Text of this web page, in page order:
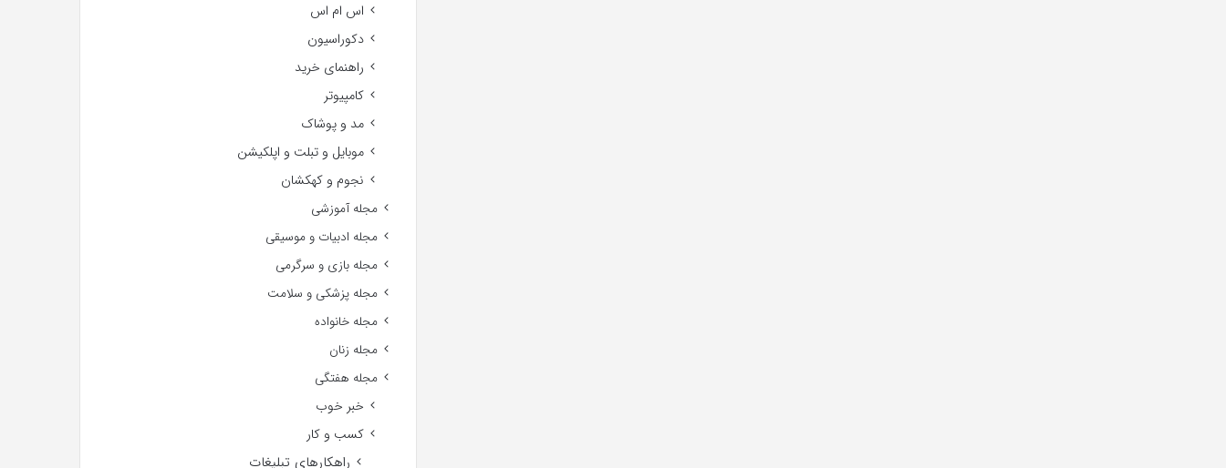
اس ام اس
دکوراسیون
راهنمای خرید
کامپیوتر
مد و پوشاک
موبایل و تبلت و اپلکیشن
نجوم و کهکشان
مجله آموزشی
مجله ادبیات و موسیقی
مجله بازی و سرگرمی
مجله پزشکی و سلامت
مجله خانواده
مجله زنان
مجله هفتگی
خبر خوب
کسب و کار
راهکارهای تبلیغات